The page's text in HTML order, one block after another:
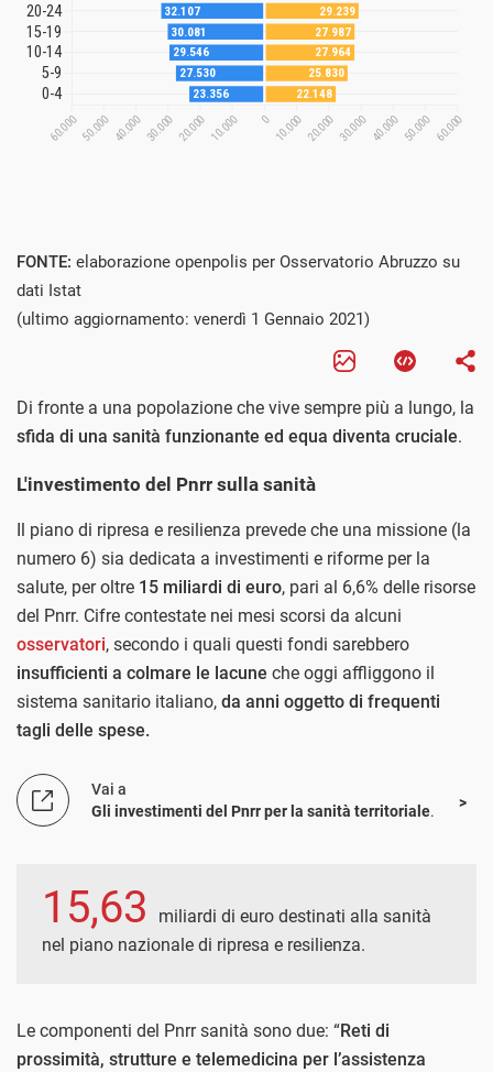
FONTE: elaborazione openpolis per Osservatorio Abruzzo su
dati Istat
(ultimo aggiornamento: venerdì 1 Gennaio 2021)
Di fronte a una popolazione che vive sempre più a lungo, la
sfida di una sanità funzionante ed equa diventa cruciale.
L'investimento del Pnrr sulla sanità
Il piano di ripresa e resilienza prevede che una missione (la
numero 6) sia dedicata a investimenti e riforme per la
salute, per oltre 15 miliardi di euro, pari al 6,6% delle risorse
del Pnrr. Cifre contestate nei mesi scorsi da alcuni
osservatori, secondo i quali questi fondi sarebbero
insufficienti a colmare le lacune che oggi affliggono il
sistema sanitario italiano, da anni oggetto di frequenti
tagli delle spese.
Vai a
Gli investimenti del Pnrr per la sanità territoriale.
15,63
miliardi di euro destinati alla sanità
nel piano nazionale di ripresa e resilienza.
Le componenti del Pnrr sanità sono due: “Reti di
prossimità, strutture e telemedicina per l’assistenza